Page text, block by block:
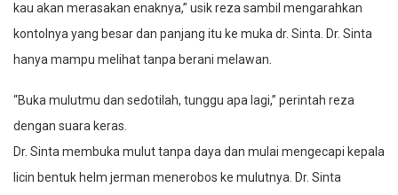
kau akan merasakan enaknya,” usik reza sambil mengarahkan
kontolnya yang besar dan panjang itu ke muka dr. Sinta. Dr. Sinta
hanya mampu melihat tanpa berani melawan.
“Buka mulutmu dan sedotilah, tunggu apa lagi,” perintah reza
dengan suara keras.
Dr. Sinta membuka mulut tanpa daya dan mulai mengecapi kepala
licin bentuk helm jerman menerobos ke mulutnya. Dr. Sinta